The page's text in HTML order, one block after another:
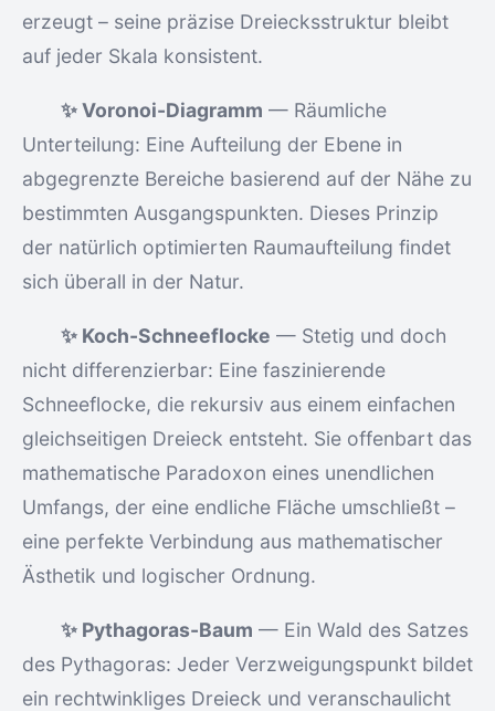
erzeugt – seine präzise Dreiecksstruktur bleibt
auf jeder Skala konsistent.
✨ Voronoi-Diagramm — Räumliche
Unterteilung: Eine Aufteilung der Ebene in
abgegrenzte Bereiche basierend auf der Nähe zu
bestimmten Ausgangspunkten. Dieses Prinzip
der natürlich optimierten Raumaufteilung findet
sich überall in der Natur.
✨ Koch-Schneeflocke — Stetig und doch
nicht differenzierbar: Eine faszinierende
Schneeflocke, die rekursiv aus einem einfachen
gleichseitigen Dreieck entsteht. Sie offenbart das
mathematische Paradoxon eines unendlichen
Umfangs, der eine endliche Fläche umschließt –
eine perfekte Verbindung aus mathematischer
Ästhetik und logischer Ordnung.
✨ Pythagoras-Baum — Ein Wald des Satzes
des Pythagoras: Jeder Verzweigungspunkt bildet
ein rechtwinkliges Dreieck und veranschaulicht